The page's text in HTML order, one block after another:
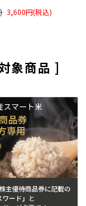
3,600円(税込)
象商品 ]